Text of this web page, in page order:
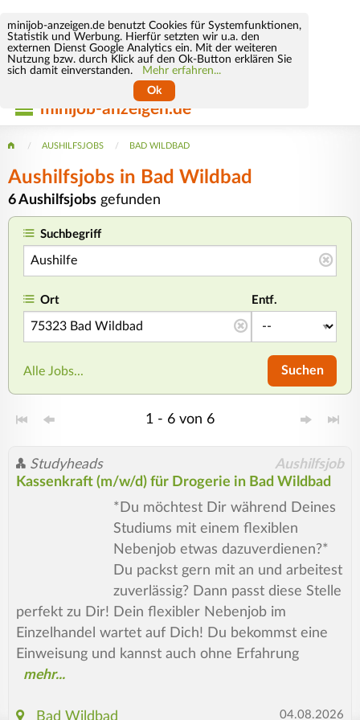
minijob-anzeigen.de benutzt Cookies für Systemfunktionen,
Statistik und Werbung. Hierfür setzten wir u.a. den
externen Dienst Google Analytics ein. Mit der weiteren
Nutzung bzw. durch Klick auf den Ok-Button erklären Sie
sich damit einverstanden.
Mehr erfahren...
Ok
minijob-anzeigen.de
AUSHILFSJOBS BAD WILDBAD
Aushilfsjobs in Bad Wildbad
6 Aushilfsjobs gefunden
Suchbegriff
Ort Entf.
Alle Jobs... Suchen
1 - 6 von 6
Studyheads Aushilfsjob
Kassenkraft (m/w/d) für Drogerie in Bad Wildbad
*Du möchtest Dir während Deines
Studiums mit einem flexiblen
Nebenjob etwas dazuverdienen?*
Du packst gern mit an und arbeitest
zuverlässig? Dann passt diese Stelle
perfekt zu Dir! Dein flexibler Nebenjob im
Einzelhandel wartet auf Dich! Du bekommst eine
Einweisung und kannst auch ohne Erfahrung
Bad Wildbad 04.08.2026